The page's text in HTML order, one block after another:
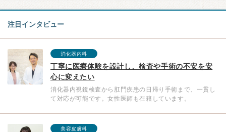
注目インタビュー
消化器内科
丁寧に医療体験を設計し、検査や手術の不安を安
心に変えたい
消化器内視鏡検査から肛門疾患の日帰り手術まで、一貫し
て対応が可能です。女性医師も在籍しています。
美容皮膚科